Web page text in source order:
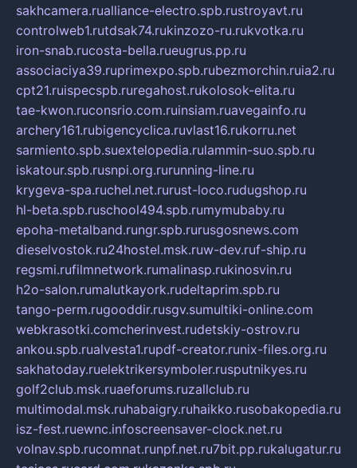
sakhcamera.rualliance-electro.spb.rustroyavt.ru
controlweb1.rutdsak74.rukinzozo-ru.rukvotka.ru
iron-snab.rucosta-bella.rueugrus.pp.ru
associaciya39.ruprimexpo.spb.rubezmorchin.ruia2.ru
cpt21.ruispecspb.ruregahost.rukolosok-elita.ru
tae-kwon.ruconsrio.com.ruinsiam.ruavegainfo.ru
archery161.rubigencyclica.ruvlast16.rukorru.net
sarmiento.spb.suextelopedia.rulammin-suo.spb.ru
iskatour.spb.rusnpi.org.rurunning-line.ru
krygeva-spa.ruchel.net.rurust-loco.rudugshop.ru
hl-beta.spb.ruschool494.spb.rumymubaby.ru
epoha-metalband.rungr.spb.rurusgosnews.com
dieselvostok.ru24hostel.msk.ruw-dev.ruf-ship.ru
regsmi.rufilmnetwork.rumalinasp.rukinosvin.ru
h2o-salon.rumalutkayork.rudeltaprim.spb.ru
tango-perm.rugooddir.rusgv.sumultiki-online.com
webkrasotki.comcherinvest.rudetskiy-ostrov.ru
ankou.spb.rualvesta1.rupdf-creator.runix-files.org.ru
sakhatoday.ruelektrikersymboler.rusputnikyes.ru
golf2club.msk.ruaeforums.ruzallclub.ru
multimodal.msk.ruhabaigry.ruhaikko.rusobakopedia.ru
isz-fest.ruewnc.infoscreensaver-clock.net.ru
volnav.spb.rucomnat.runpf.net.ru7bit.pp.rukalugatur.ru